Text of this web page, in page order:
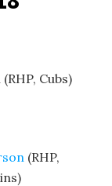
Cubs)
(RHP,